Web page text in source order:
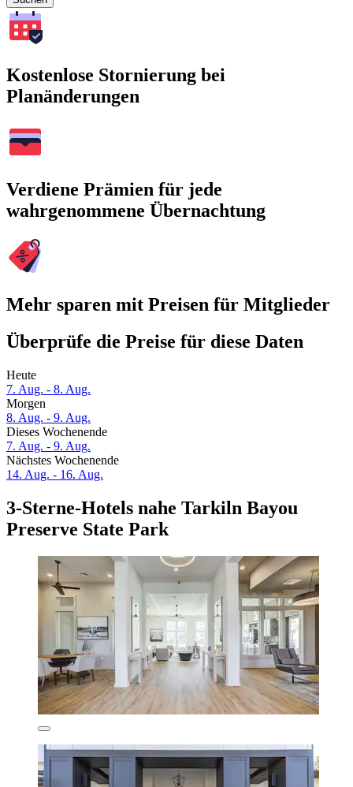
Kostenlose Stornierung bei
Planänderungen
Verdiene Prämien für jede
wahrgenommene Übernachtung
Mehr sparen mit Preisen für Mitglieder
Überprüfe die Preise für diese Daten
Heute
7. Aug. - 8. Aug.
Morgen
8. Aug. - 9. Aug.
Dieses Wochenende
7. Aug. - 9. Aug.
Nächstes Wochenende
14. Aug. - 16. Aug.
3-Sterne-Hotels nahe Tarkiln Bayou
Preserve State Park